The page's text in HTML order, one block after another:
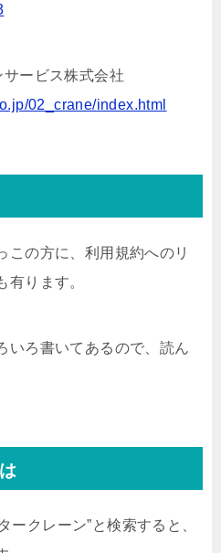
ービス株式会社
02_crane/index.html
この方に、利用規約へのリ
有ります。
いろ書いてあるので、読ん
ークレーン”と検索すると、